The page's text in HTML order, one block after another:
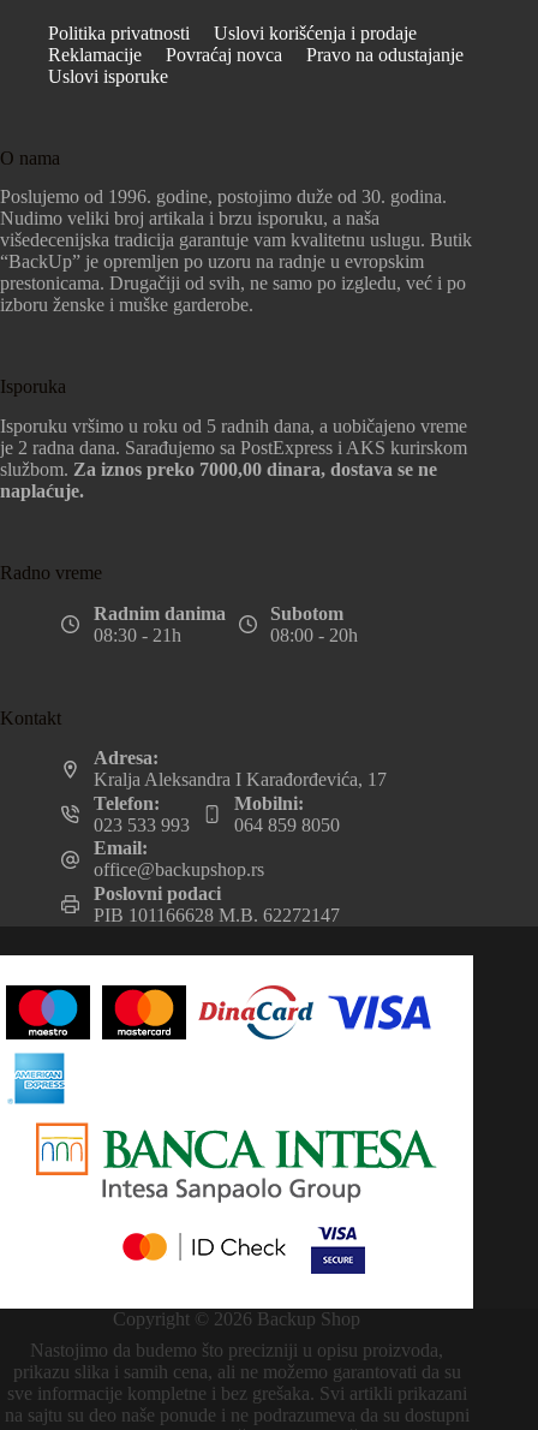
Politika privatnosti
Uslovi korišćenja i prodaje
Reklamacije
Povraćaj novca
Pravo na odustajanje
Uslovi isporuke
O nama
Poslujemo od 1996. godine, postojimo duže od 30. godina.
Nudimo veliki broj artikala i brzu isporuku, a naša
višedecenijska tradicija garantuje vam kvalitetnu uslugu. Butik
“BackUp” je opremljen po uzoru na radnje u evropskim
prestonicama. Drugačiji od svih, ne samo po izgledu, već i po
izboru ženske i muške garderobe.
Isporuka
Isporuku vršimo u roku od 5 radnih dana, a uobičajeno vreme
je 2 radna dana. Sarađujemo sa PostExpress i AKS kurirskom
službom. Za iznos preko 7000,00 dinara, dostava se ne
naplaćuje.
Radno vreme
Radnim danima
08:30 - 21h
Subotom
08:00 - 20h
Kontakt
Adresa:
Kralja Aleksandra I Karađorđevića, 17
Telefon:
023 533 993
Mobilni:
064 859 8050
Email:
office@backupshop.rs
Poslovni podaci
PIB 101166628 M.B. 62272147
Copyright © 2026 Backup Shop
Nastojimo da budemo što precizniji u opisu proizvoda,
prikazu slika i samih cena, ali ne možemo garantovati da su
sve informacije kompletne i bez grešaka. Svi artikli prikazani
na sajtu su deo naše ponude i ne podrazumeva da su dostupni